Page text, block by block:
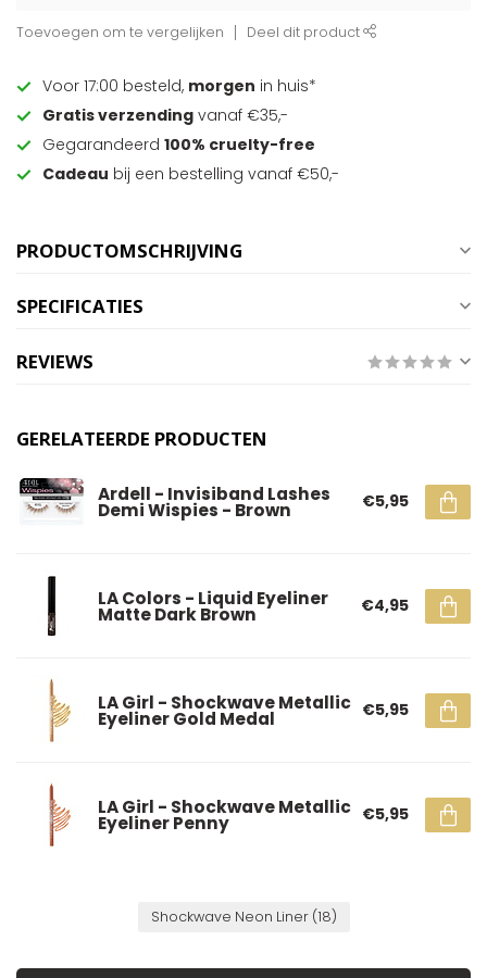
Toevoegen om te vergelijken Deel dit product
Voor 17:00 besteld, morgen in huis*
Gratis verzending vanaf €35,-
Gegarandeerd 100% cruelty-free
Cadeau bij een bestelling vanaf €50,-
PRODUCTOMSCHRIJVING
SPECIFICATIES
REVIEWS
GERELATEERDE PRODUCTEN
Ardell - Invisiband Lashes
Demi Wispies - Brown €5,95
LA Colors - Liquid Eyeliner
Matte Dark Brown €4,95
LA Girl - Shockwave Metallic
Eyeliner Gold Medal €5,95
LA Girl - Shockwave Metallic
Eyeliner Penny €5,95
Shockwave Neon Liner (18)